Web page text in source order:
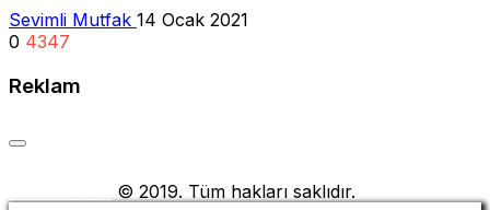
Sevimli Mutfak 14 Ocak 2021
0 4347
Reklam
© 2019. Tüm hakları saklıdır.